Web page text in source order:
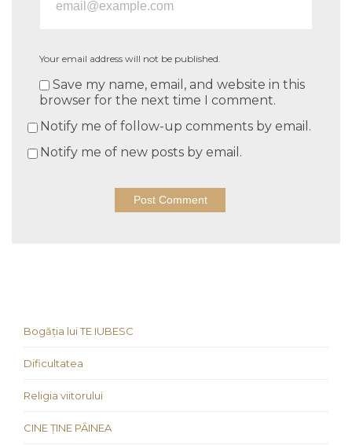
Your email address will not be published.
Save my name, email, and website in this
browser for the next time I comment.
Notify me of follow-up comments by email.
Notify me of new posts by email.
Bogăția lui TE IUBESC
Dificultatea
Religia viitorului
CINE ȚINE PÂINEA